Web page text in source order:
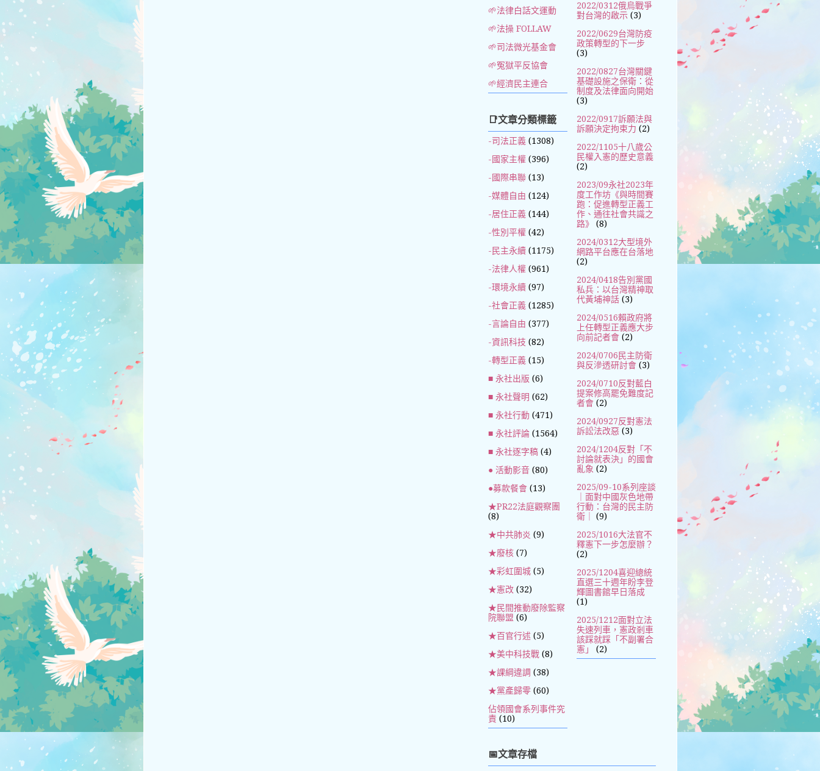
🌱法律白話文運動
🌱法操 FOLLAW
🌱司法微光基金會
🌱冤獄平反協會
🌱經濟民主連合
📑文章分類標籤
-司法正義 (1308)
-國家主權 (396)
-國際串聯 (13)
-媒體自由 (124)
-居住正義 (144)
-性別平權 (42)
-民主永續 (1175)
-法律人權 (961)
-環境永續 (97)
-社會正義 (1285)
-言論自由 (377)
-資訊科技 (82)
-轉型正義 (15)
■ 永社出版 (6)
■ 永社聲明 (62)
■ 永社行動 (471)
■ 永社評論 (1564)
■ 永社逐字稿 (4)
● 活動影音 (80)
●募款餐會 (13)
★PR22法庭觀察團
(8)
★中共肺炎 (9)
★廢核 (7)
★彩虹圍城 (5)
★憲改 (32)
★民間推動廢除監察
院聯盟 (6)
★百官行述 (5)
★美中科技戰 (8)
★課綱違調 (38)
★黨產歸零 (60)
佔領國會系列事件究
責 (10)
2022/0312俄烏戰爭
對台灣的啟示 (3)
2022/0629台灣防疫
政策轉型的下一步
(3)
2022/0827台灣關鍵
基礎設施之保衛：從
制度及法律面向開始
(3)
2022/0917訴願法與
訴願決定拘束力 (2)
2022/1105十八歲公
民權入憲的歷史意義
(2)
2023/09永社2023年
度工作坊《與時間賽
跑：促進轉型正義工
作、通往社會共識之
路》
(8)
2024/0312大型境外
網路平台應在台落地
(2)
2024/0418告別黨國
私兵：以台灣精神取
代黃埔神話 (3)
2024/0516賴政府將
上任轉型正義應大步
向前記者會 (2)
2024/0706民主防衛
與反滲透研討會 (3)
2024/0710反對藍白
提案修高罷免難度記
者會 (2)
2024/0927反對憲法
訴訟法改惡 (3)
2024/1204反對「不
討論就表決」的國會
亂象 (2)
2025/09-10系列座談
｜面對中國灰色地帶
行動：台灣的民主防
衛｜
(9)
2025/1016大法官不
釋憲下一步怎麼辦？
(2)
2025/1204喜迎總統
直選三十週年盼李登
輝圖書館早日落成
(1)
2025/1212面對立法
失速列車，憲政剎車
該踩就踩「不副署合
憲」
(2)
📅文章存檔